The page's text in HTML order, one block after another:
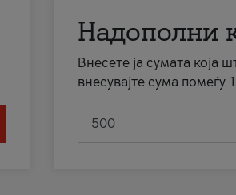
Надополни
Внесете ја сумата која
внесувајте сума